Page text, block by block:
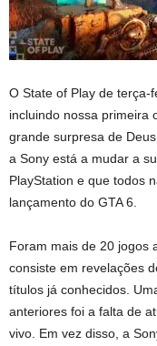
O State of Play de terça-
incluindo nossa primeira
grande surpresa de
a Sony está a mudar a
PlayStation e que todos
lançamento do GTA 6.
Foram mais de 20 jogos
consiste em revelações
títulos já conhecidos.
anteriores foi a falta de
vivo. Em vez disso, a